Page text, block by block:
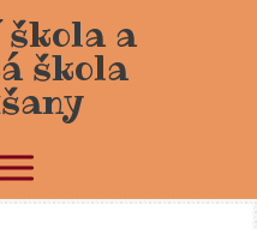
a
škola